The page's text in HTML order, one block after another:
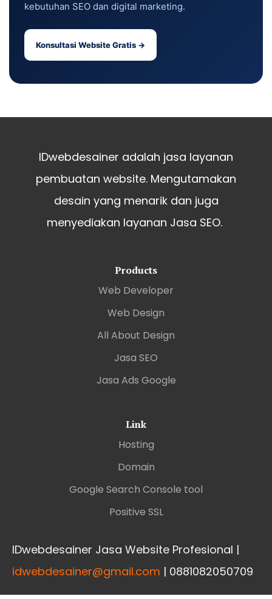
kebutuhan SEO dan digital marketing.
Konsultasi Website Gratis →
IDwebdesainer adalah jasa layanan
pembuatan website. Mengutamakan
desain yang menarik dan juga
menyediakan layanan Jasa SEO.
Products
Web Developer
Web Design
All About Design
Jasa SEO
Jasa Ads Google
Link
Hosting
Domain
Google Search Console tool
Positive SSL
IDwebdesainer Jasa Website Profesional |
idwebdesainer@gmail.com | 0881082050709